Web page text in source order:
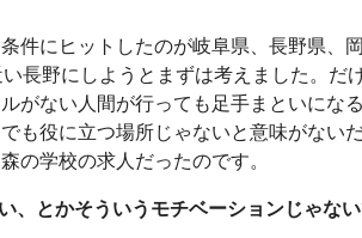
件にヒットしたのが岐阜県、長野県、
長野にしようとまずは考えました。だ
がない人間が行っても足手まといにな
も役に立つ場所じゃないと意味がない
の学校の求人だったのです。
、とかそういうモチベーションじゃな